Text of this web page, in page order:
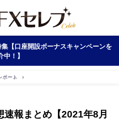
【口座開設ボーナスキャンペーンを
中！】
ポート
報まとめ【2021年8月